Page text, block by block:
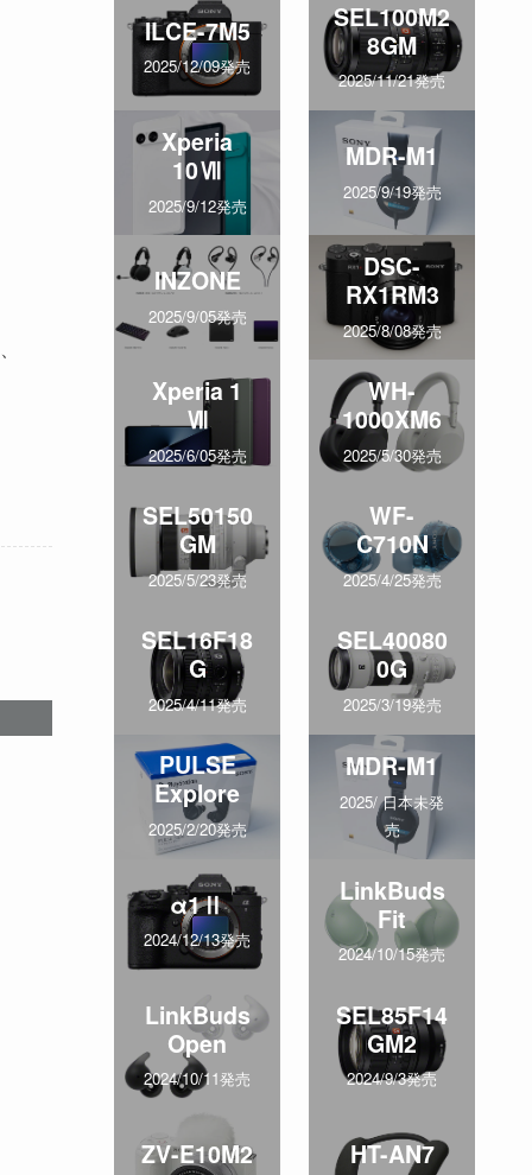
ILCE-7M5
2025/12/09発売
SEL100M2
8GM
2025/11/21発売
Xperia
10Ⅶ
2025/9/12発売
MDR-M1
2025/9/19発売
INZONE
2025/9/05発売
DSC-
RX1RM3
2025/8/08発売
Xperia 1
Ⅶ
2025/6/05発売
WH-
1000XM6
2025/5/30発売
SEL50150
GM
2025/5/23発売
WF-
C710N
2025/4/25発売
SEL16F18
G
2025/4/11発売
SEL40080
0G
2025/3/19発売
PULSE
Explore
2025/2/20発売
MDR-M1
2025/ 日本未発
売
α1Ⅱ
2024/12/13発売
LinkBuds
Fit
2024/10/15発売
LinkBuds
Open
2024/10/11発売
SEL85F14
GM2
2024/9/3発売
ZV-E10M2 HT-AN7